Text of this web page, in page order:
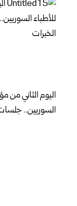
اليوم الثاني من
السوريين..